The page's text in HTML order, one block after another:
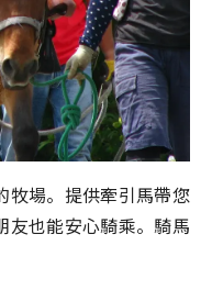
牧場。提供牽引馬帶您
友也能安心騎乘。騎馬